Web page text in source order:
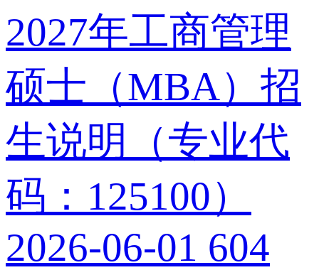
2027年工商管理
硕士（MBA）招
生说明（专业代
码：125100）
2026-06-01 604